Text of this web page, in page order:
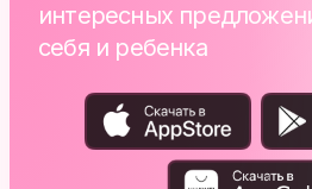
интересных
себя и ребенка